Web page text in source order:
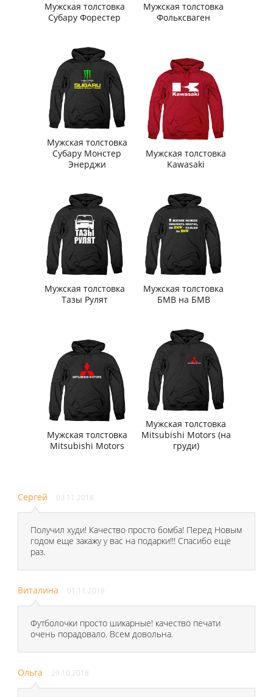
Мужская толстовка
Субару Форестер
Мужская толстовка
Фольксваген
Мужская толстовка
Субару Монстер
Энерджи
Мужская толстовка
Kawasaki
Мужская толстовка
Тазы Рулят
Мужская толстовка
БМВ на БМВ
Мужская толстовка
Mitsubishi Motors
Мужская толстовка
Mitsubishi Motors (на
груди)
Сергей 03.11.2018
Получил худи! Качество просто бомба! Перед Новым
годом еще закажу у вас на подарки!!! Спасибо еще
раз.
Виталина 01.11.2018
Футболочки просто шикарные! качество печати
очень порадовало. Всем довольна.
Ольга 29.10.2018